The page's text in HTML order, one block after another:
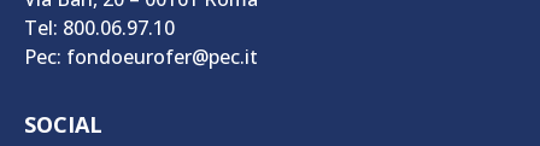
Tel: 800.06.97.10
Pec: fondoeurofer@pec.it
SOCIAL